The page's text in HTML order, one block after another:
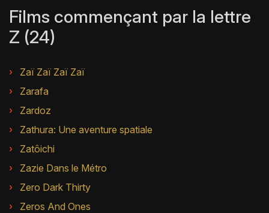
Films commençant par la lettre
Z (24)
Zaï Zaï Zaï Zaï
Zarafa
Zardoz
Zathura: Une aventure spatiale
Zatôichi
Zazie Dans le Métro
Zero Dark Thirty
Zeros And Ones